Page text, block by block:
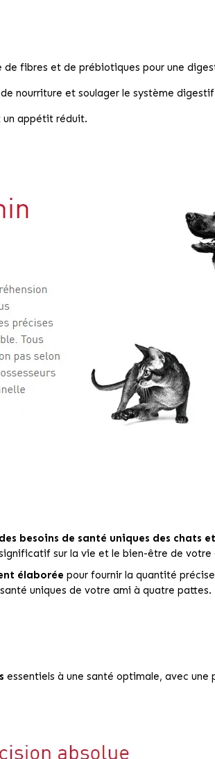
fibres et de prébiotiques pour une
nourriture et soulager le système
un appétit réduit.
besoins de santé uniques des chats
sur la vie et le bien-être de votre
élaborée pour fournir la quantité
uniques de votre ami à quatre pattes.
essentiels à une santé optimale, avec une